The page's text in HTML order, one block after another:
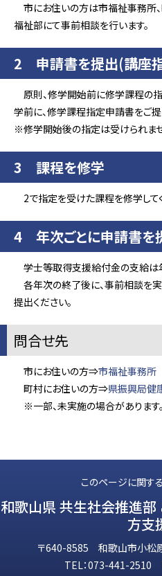
市にお住いの方は市福祉事務所
福祉部にて事前相談を行います。
2 申請書を提出(講座
原則、修学開始前に修学課程の
学前に、修学課程指定申請書をご提
※修学開始後の指定は受けられませ
3 課程を修学
2で指定を受けた課程を修学して
4 年次ごとに申請書を
学士等取得支援給付金の支給は
各年次の終了後に、事前相談を
提出ください。
問合せ先
市にお住いの方⇒市福祉事務所
町村にお住いの方⇒県振興局健
※一部、未実施の場合があります。
このページに関す
和歌山県 共生社会推進部
方支
〒640-8585 和歌山市小松
TEL：073-441-2510